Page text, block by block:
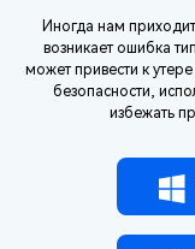
Иногда нам
возникает ошибка
может привести к
безопасности,
избежать